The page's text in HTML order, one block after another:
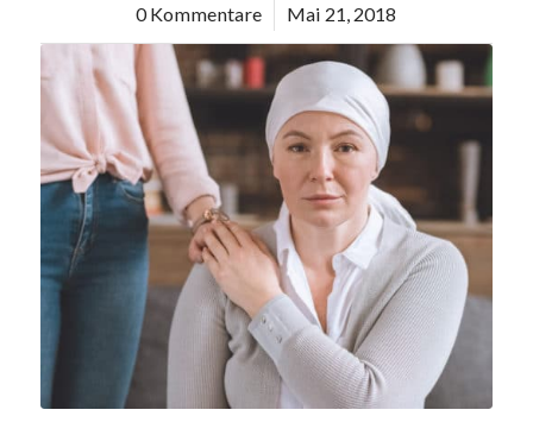
0 Kommentare
/ Mai 21, 2018